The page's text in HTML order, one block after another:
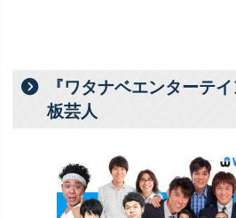
『ワタナベエンターテ
板芸人